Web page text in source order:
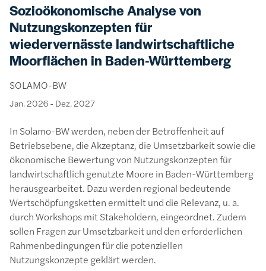
Sozioökonomische Analyse von
Nutzungskonzepten für
wiedervernässte landwirtschaftliche
Moorflächen in Baden-Württemberg
SOLAMO-BW
Jan. 2026 - Dez. 2027
In Solamo-BW werden, neben der Betroffenheit auf
Betriebsebene, die Akzeptanz, die Umsetzbarkeit sowie die
ökonomische Bewertung von Nutzungskonzepten für
landwirtschaftlich genutzte Moore in Baden-Württemberg
herausgearbeitet. Dazu werden regional bedeutende
Wertschöpfungsketten ermittelt und die Relevanz, u. a.
durch Workshops mit Stakeholdern, eingeordnet. Zudem
sollen Fragen zur Umsetzbarkeit und den erforderlichen
Rahmenbedingungen für die potenziellen
Nutzungskonzepte geklärt werden.